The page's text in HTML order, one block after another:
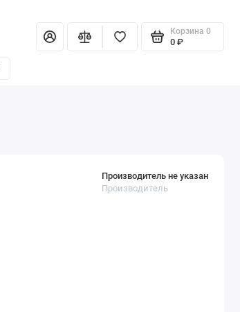
Корзина 0
0 ₽
Производитель не указан
Производитель